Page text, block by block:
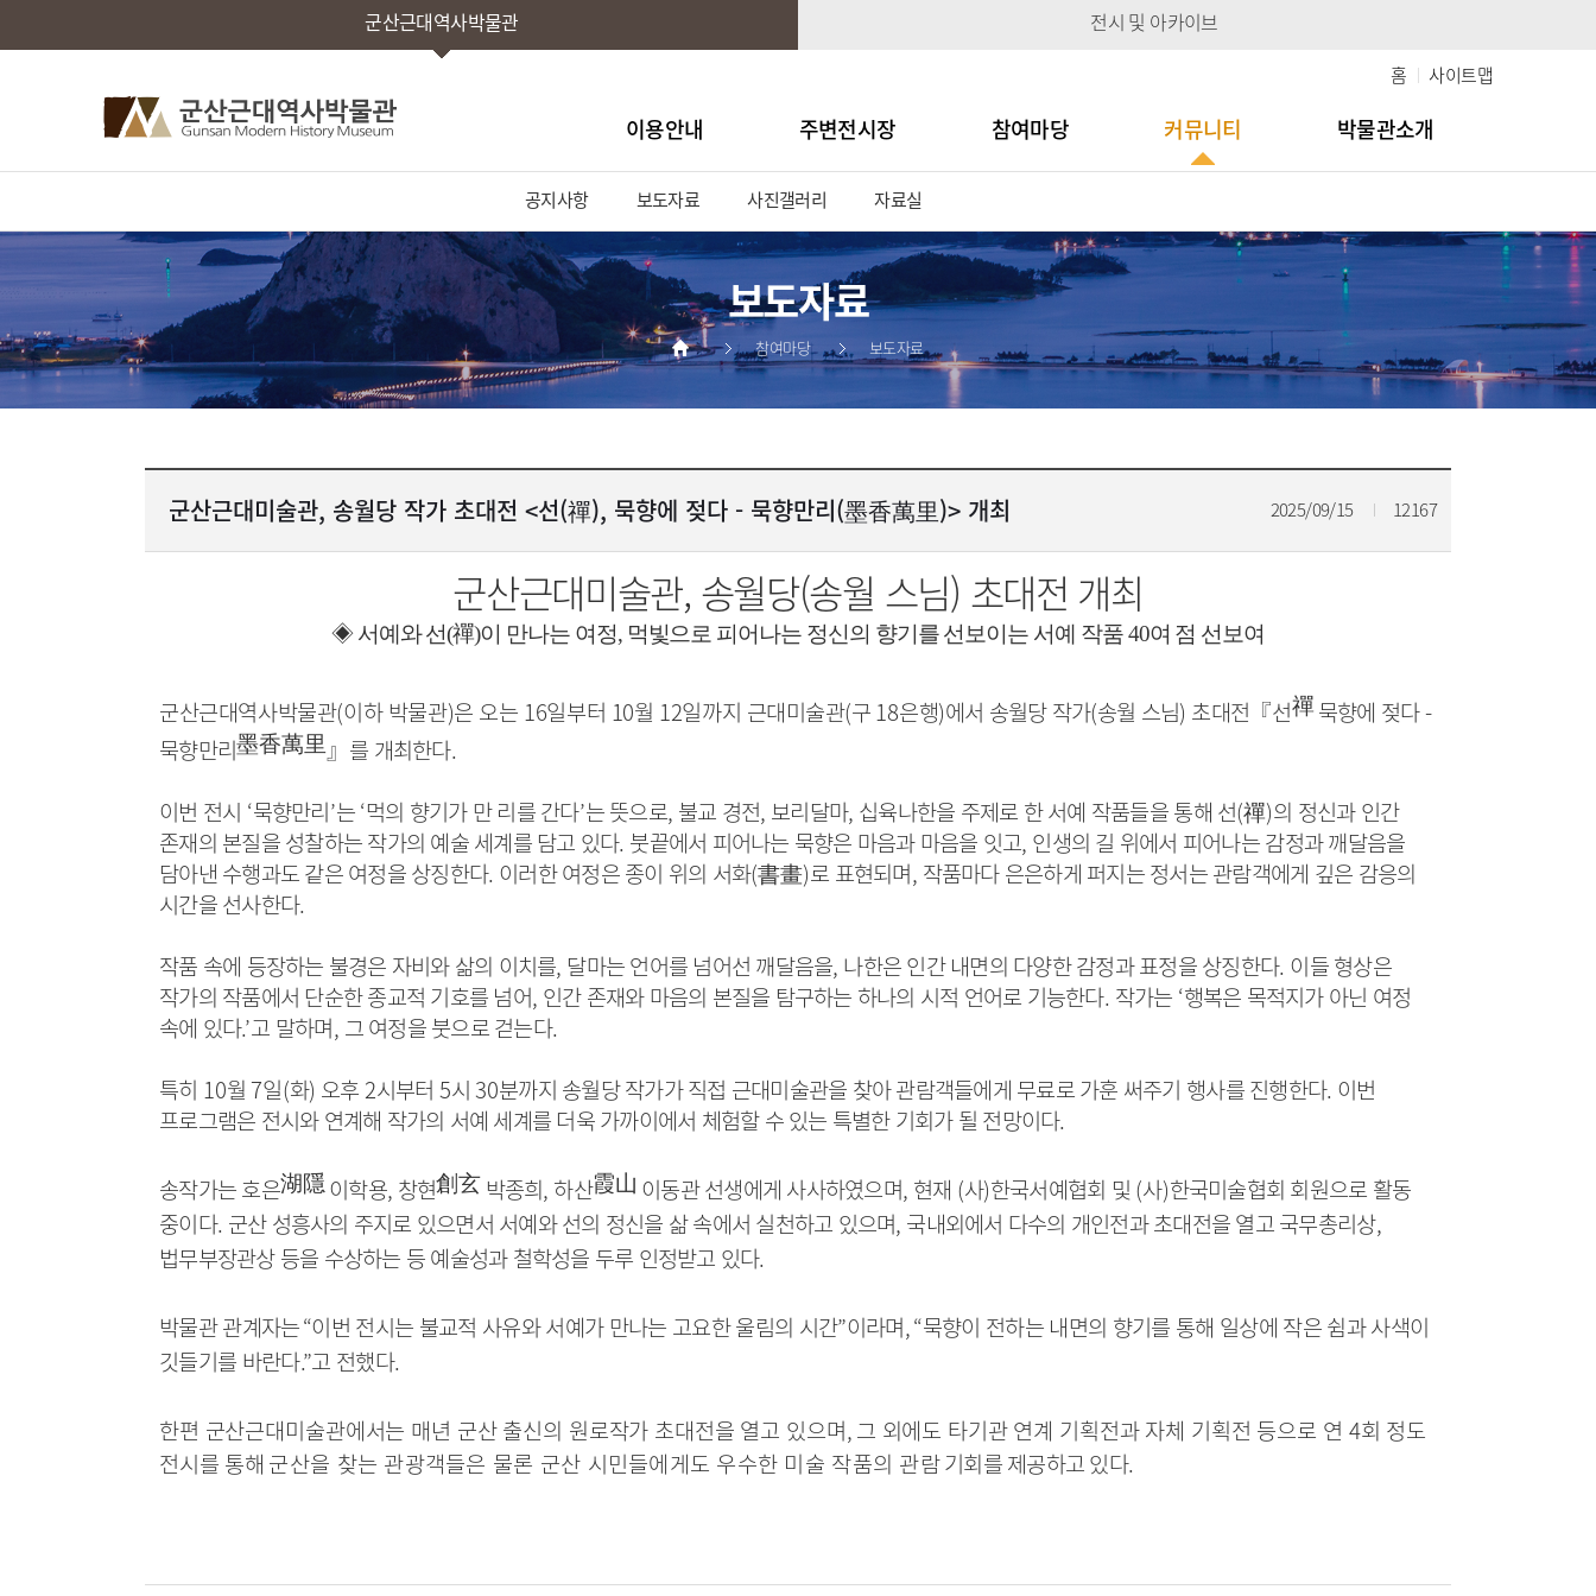
군산근대역사박물관 전시 및 아카이브
홈 사이트맵
이용안내 주변전시장 참여마당 커뮤니티 박물관소개
공지사항 보도자료 사진갤러리 자료실
보도자료
참여마당 보도자료
군산근대미술관, 송월당 작가 초대전 <선(禪), 묵향에 젖다 - 묵향만리(墨香萬里)> 개최 2025/09/15 12167
군산근대미술관, 송월당(송월 스님) 초대전 개최
◈서예와 선(禪)이 만나는 여정, 먹빛으로 피어나는 정신의 향기를 선보이는 서예 작품40여 점 선보여
군산근대역사박물관(이하 박물관)은 오는 16일부터 10월 12일까지 근대미술관(구18은행)에서 송월당 작가(송월 스님) 초대전 『선禪묵향에 젖다-
묵향만리墨香萬里』 를 개최한다.
이번 전시 ‘묵향만리’는‘먹의 향기가 만 리를 간다’는 뜻으로, 불교 경전, 보리달마, 십육나한을 주제로 한 서예 작품들을 통해 선(禪)의 정신과 인간
존재의 본질을 성찰하는 작가의 예술 세계를 담고 있다. 붓끝에서 피어나는 묵향은 마음과 마음을 잇고, 인생의 길 위에서 피어나는 감정과 깨달음을
담아낸 수행과도 같은 여정을 상징한다. 이러한 여정은 종이 위의 서화(書畫)로 표현되며, 작품마다 은은하게 퍼지는 정서는 관람객에게 깊은 감응의
시간을 선사한다.
작품 속에 등장하는 불경은 자비와 삶의 이치를, 달마는 언어를 넘어선 깨달음을, 나한은 인간 내면의 다양한 감정과 표정을 상징한다. 이들 형상은
작가의 작품에서 단순한 종교적 기호를 넘어, 인간 존재와 마음의 본질을 탐구하는 하나의 시적 언어로 기능한다. 작가는 ‘행복은 목적지가 아닌 여정
속에 있다.’고 말하며, 그 여정을 붓으로 걷는다.
특히 10월 7일(화) 오후2시부터 5시30분까지 송월당 작가가 직접 근대미술관을 찾아 관람객들에게 무료로 가훈 써주기 행사를 진행한다. 이번
프로그램은 전시와 연계해 작가의 서예 세계를 더욱 가까이에서 체험할 수 있는 특별한 기회가 될 전망이다.
송작가는 호은湖隱이학용, 창현創玄박종희, 하산霞山 이동관 선생에게 사사하였으며, 현재 (사)한국서예협회 및 (사)한국미술협회 회원으로 활동
중이다. 군산 성흥사의 주지로 있으면서 서예와 선의 정신을 삶 속에서 실천하고 있으며, 국내외에서 다수의 개인전과 초대전을 열고 국무총리상,
법무부장관상 등을 수상하는 등 예술성과 철학성을 두루 인정받고 있다.
박물관 관계자는“이번 전시는 불교적 사유와 서예가 만나는 고요한 울림의 시간”이라며, “묵향이 전하는 내면의 향기를 통해 일상에 작은 쉼과 사색이
깃들기를 바란다.”고 전했다.
한편 군산근대미술관에서는 매년 군산 출신의 원로작가 초대전을 열고 있으며,그 외에도 타기관 연계 기획전과 자체 기획전 등으로 연 4회 정도
전시를 통해 군산을 찾는 관광객들은 물론 군산 시민들에게도 우수한 미술 작품의 관람기회를 제공하고 있다.